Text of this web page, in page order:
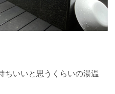
ちいいと思うくらいの湯温